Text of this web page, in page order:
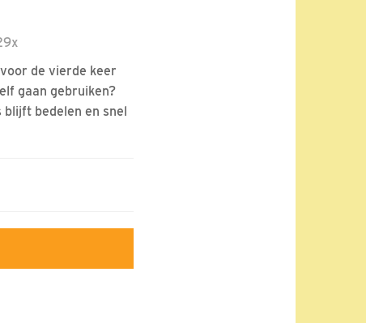
de vierde keer
gaan gebruiken?
blijft bedelen en snel